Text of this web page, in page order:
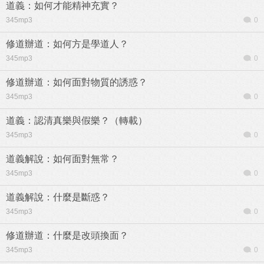
道義：如何才能精神充實？
345mp3 0
修道辦道：如何方是學道人？
345mp3 0
修道辦道：如何面對物質的誘惑？
345mp3 0
道義：認清真樂與假樂？（轉載）
345mp3 0
道義解說：如何面對無常？
345mp3 0
道義解說：什麼是斷惑？
345mp3 0
修道辦道：什麼是改頭換面？
345mp3 0